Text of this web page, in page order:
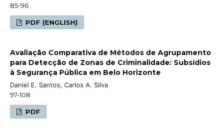
85-96
PDF (ENGLISH)
Avaliação Comparativa de Métodos de Agrupamento
para Detecção de Zonas de Criminalidade: Subsídios
à Segurança Pública em Belo Horizonte
Daniel E. Santos, Carlos A. Silva
97-108
PDF